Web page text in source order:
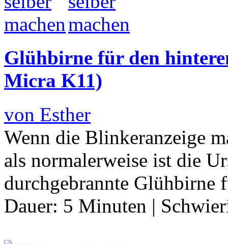
Glühbirne für den
Micra K11)
von Esther
Wenn die Blinkeranzeige
als normalerweise ist die
durchgebrannte
Dauer: 5 Minuten |